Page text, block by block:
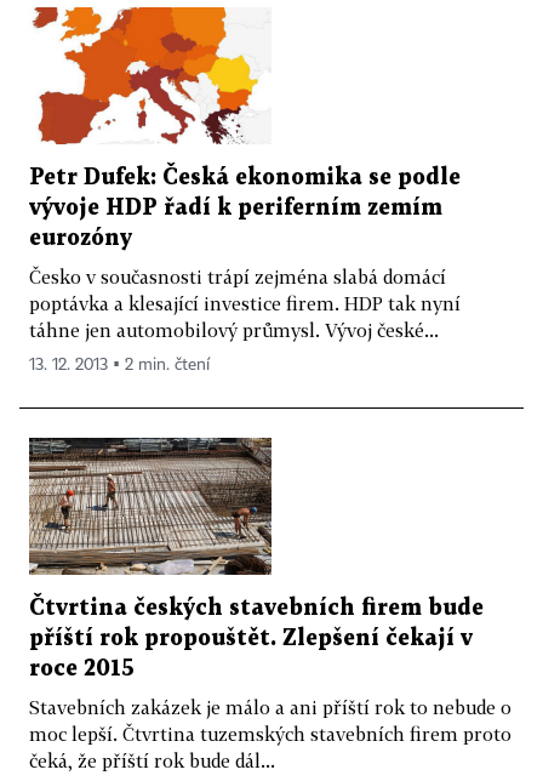
Petr Dufek: Česká ekonomika se podle
vývoje HDP řadí k periferním zemím
eurozóny
Česko v současnosti trápí zejména slabá domácí
poptávka a klesající investice firem. HDP tak nyní
táhne jen automobilový průmysl. Vývoj české...
13. 12. 2013 ▪ 2 min. čtení
Čtvrtina českých stavebních firem bude
příští rok propouštět. Zlepšení čekají v
roce 2015
Stavebních zakázek je málo a ani příští rok to nebude o
moc lepší. Čtvrtina tuzemských stavebních firem proto
čeká, že příští rok bude dál...